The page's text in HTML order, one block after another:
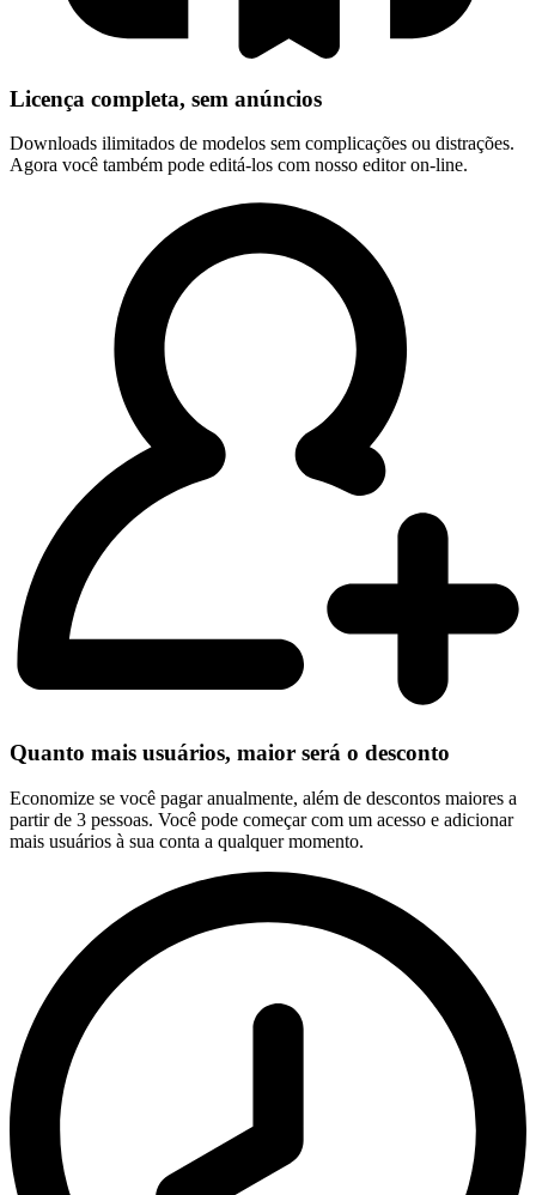
Licença completa, sem anúncios
Downloads ilimitados de modelos sem complicações ou distrações.
Agora você também pode editá-los com nosso editor on-line.
Quanto mais usuários, maior será o desconto
Economize se você pagar anualmente, além de descontos maiores a
partir de 3 pessoas. Você pode começar com um acesso e adicionar
mais usuários à sua conta a qualquer momento.